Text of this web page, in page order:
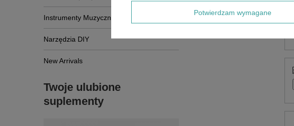
Instrumenty Muzyczne
Narzędzia DIY
New Arrivals
Twoje ulubione
suplementy
Potwierdzam wymagane